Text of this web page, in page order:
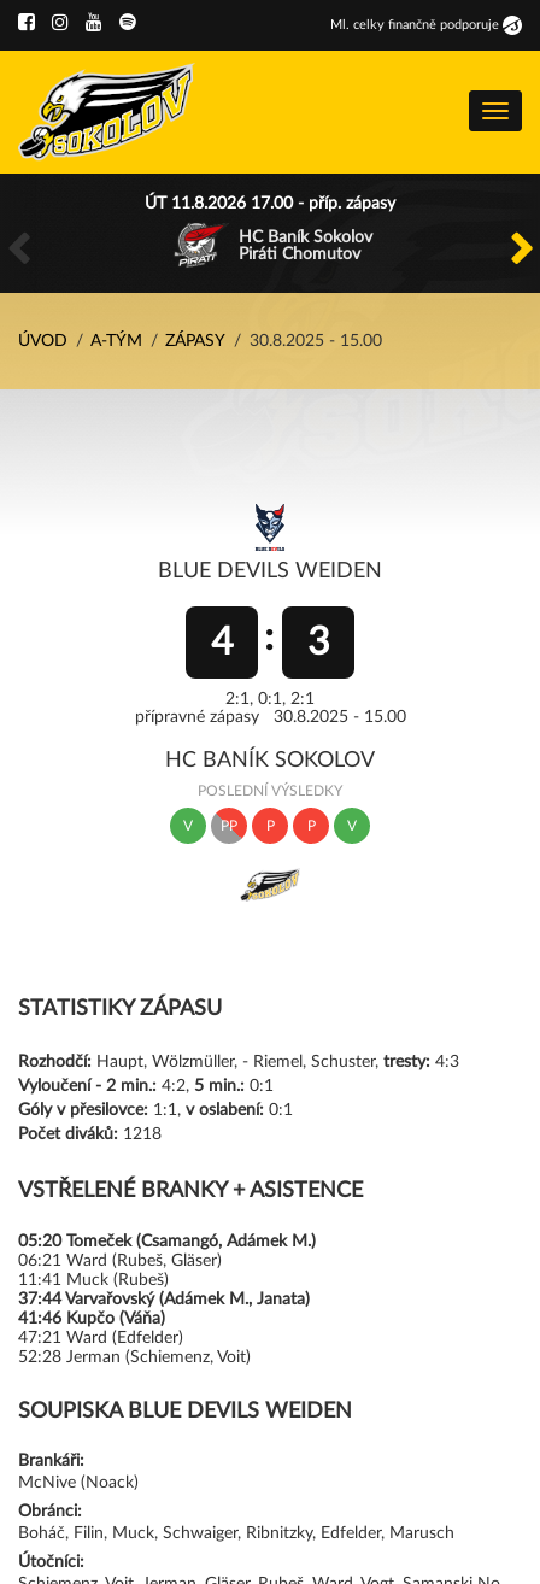
Ml . celky finančně podporuje
Menu
ÚT 11.8.2026 17.00 - příp. zápasy
HC Baník Sokolov
Piráti Chomutov
ÚVOD A-TÝM ZÁPASY 30.8.2025 - 15.00
BLUE DEVILS WEIDEN
4 3
2:1, 0:1, 2:1
přípravné zápasy 30.8.2025 - 15.00
HC BANÍK SOKOLOV
POSLEDNÍ VÝSLEDKY
V PP P P V
STATISTIKY ZÁPASU
Rozhodčí: Haupt, Wölzmüller, - Riemel, Schuster, tresty: 4:3
Vyloučení - 2 min.: 4:2, 5 min.: 0:1
Góly v přesilovce: 1:1, v oslabení: 0:1
Počet diváků: 1218
VSTŘELENÉ BRANKY + ASISTENCE
05:20Tomeček (Csamangó, Adámek M.)
06:21 Ward (Rubeš, Gläser)
11:41 Muck (Rubeš)
37:44Varvařovský (Adámek M., Janata)
41:46 Kupčo (Váňa)
47:21 Ward (Edfelder)
52:28 Jerman (Schiemenz, Voit)
SOUPISKA BLUE DEVILS WEIDEN
Brankáři:
McNive (Noack)
Obránci:
Boháč, Filin, Muck, Schwaiger, Ribnitzky, Edfelder, Marusch
Útočníci: